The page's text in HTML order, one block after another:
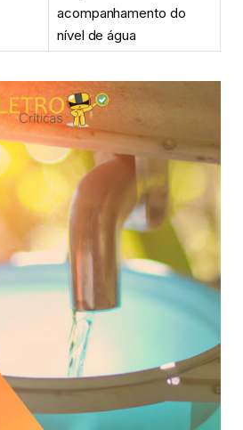
acompanhamento do
nível de água